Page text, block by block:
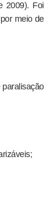
2009). Foi
meio de